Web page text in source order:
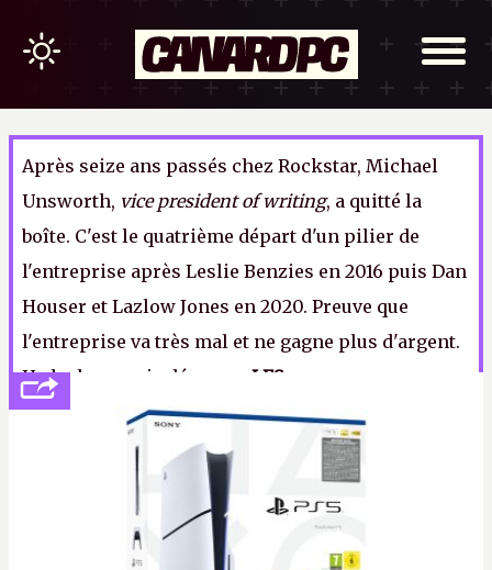
Après seize ans passés chez Rockstar, Michael
Unsworth, vice president of writing, a quitté la
boîte. C'est le quatrième départ d'un pilier de
l'entreprise après Leslie Benzies en 2016 puis Dan
Houser et Lazlow Jones en 2020. Preuve que
l'entreprise va très mal et ne gagne plus d'argent.
Ha ha ha non, je déconne. LFS.